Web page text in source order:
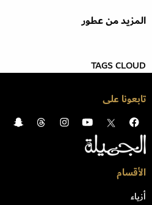
المزيد من عطور
TAGS CLOUD
تابعونا على
الأقسام
أزياء